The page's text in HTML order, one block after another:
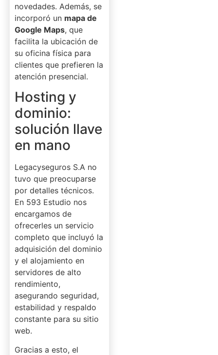
novedades. Además, se
incorporó un mapa de
Google Maps, que
facilita la ubicación de
su oficina física para
clientes que prefieren la
atención presencial.
Hosting y
dominio:
solución llave
en mano
Legacyseguros S.A no
tuvo que preocuparse
por detalles técnicos.
En 593 Estudio nos
encargamos de
ofrecerles un servicio
completo que incluyó la
adquisición del dominio
y el alojamiento en
servidores de alto
rendimiento,
asegurando seguridad,
estabilidad y respaldo
constante para su sitio
web.
Gracias a esto, el